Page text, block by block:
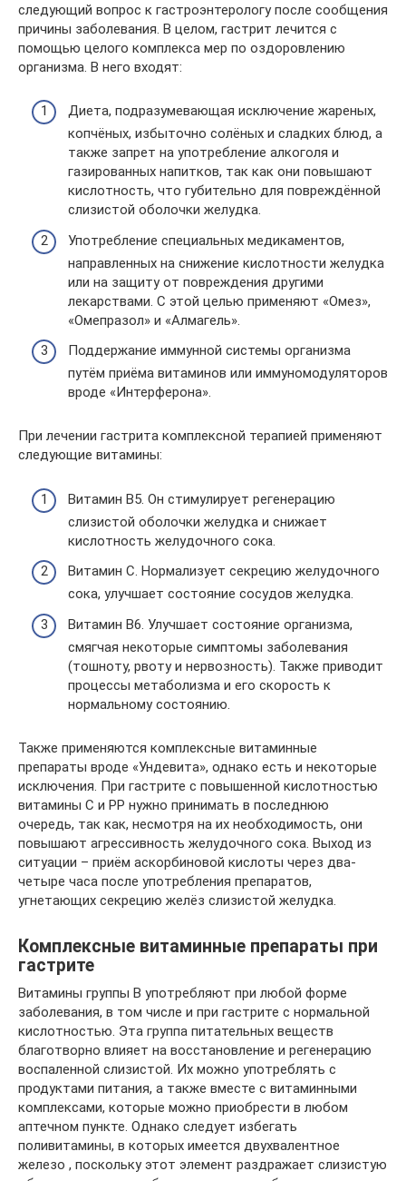
следующий вопрос к гастроэнтерологу после сообщения
причины заболевания. В целом, гастрит лечится с
помощью целого комплекса мер по оздоровлению
организма. В него входят:
Диета, подразумевающая исключение жареных,
копчёных, избыточно солёных и сладких блюд, а
также запрет на употребление алкоголя и
газированных напитков, так как они повышают
кислотность, что губительно для повреждённой
слизистой оболочки желудка.
Употребление специальных медикаментов,
направленных на снижение кислотности желудка
или на защиту от повреждения другими
лекарствами. С этой целью применяют «Омез»,
«Омепразол» и «Алмагель».
Поддержание иммунной системы организма
путём приёма витаминов или иммуномодуляторов
вроде «Интерферона».
При лечении гастрита комплексной терапией применяют
следующие витамины:
Витамин В5. Он стимулирует регенерацию
слизистой оболочки желудка и снижает
кислотность желудочного сока.
Витамин С. Нормализует секрецию желудочного
сока, улучшает состояние сосудов желудка.
Витамин В6. Улучшает состояние организма,
смягчая некоторые симптомы заболевания
(тошноту, рвоту и нервозность). Также приводит
процессы метаболизма и его скорость к
нормальному состоянию.
Также применяются комплексные витаминные
препараты вроде «Ундевита», однако есть и некоторые
исключения. При гастрите с повышенной кислотностью
витамины С и РР нужно принимать в последнюю
очередь, так как, несмотря на их необходимость, они
повышают агрессивность желудочного сока. Выход из
ситуации – приём аскорбиновой кислоты через два-
четыре часа после употребления препаратов,
угнетающих секрецию желёз слизистой желудка.
Комплексные витаминные препараты при
гастрите
Витамины группы В употребляют при любой форме
заболевания, в том числе и при гастрите с нормальной
кислотностью. Эта группа питательных веществ
благотворно влияет на восстановление и регенерацию
воспаленной слизистой. Их можно употреблять с
продуктами питания, а также вместе с витаминными
комплексами, которые можно приобрести в любом
аптечном пункте. Однако следует избегать
поливитамины, в которых имеется двухвалентное
железо , поскольку этот элемент раздражает слизистую